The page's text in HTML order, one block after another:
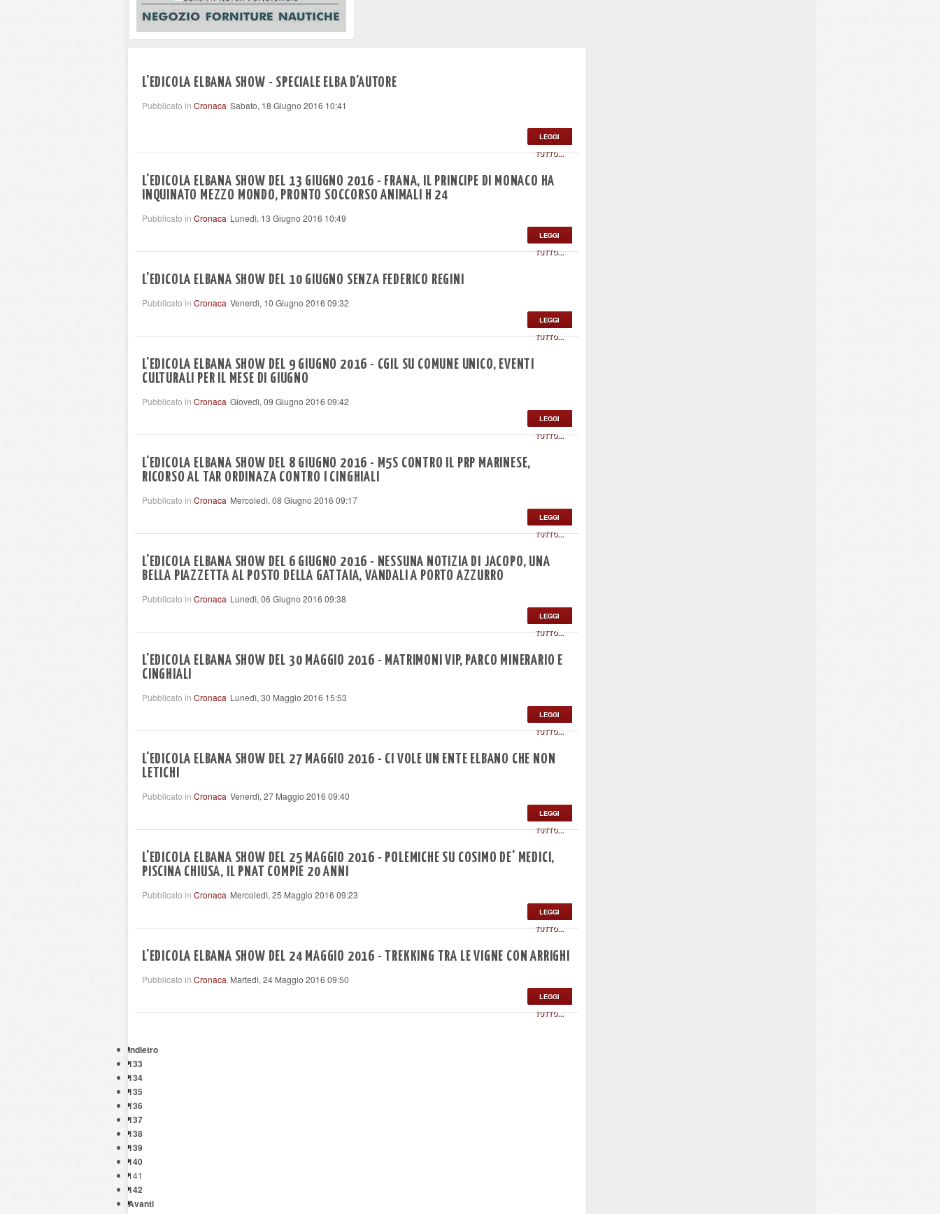
L'EDICOLA ELBANA SHOW - SPECIALE ELBA D'AUTORE
Pubblicato in Cronaca Sabato, 18 Giugno 2016 10:41
LEGGI
TUTTO...
L'EDICOLA ELBANA SHOW DEL 13 GIUGNO 2016 - FRANA, IL PRINCIPE DI MONACO HA
INQUINATO MEZZO MONDO, PRONTO SOCCORSO ANIMALI H 24
Pubblicato in Cronaca Lunedì, 13 Giugno 2016 10:49
LEGGI
TUTTO...
L'EDICOLA ELBANA SHOW DEL 10 GIUGNO SENZA FEDERICO REGINI
Pubblicato in Cronaca Venerdì, 10 Giugno 2016 09:32
LEGGI
TUTTO...
L'EDICOLA ELBANA SHOW DEL 9 GIUGNO 2016 - CGIL SU COMUNE UNICO, EVENTI
CULTURALI PER IL MESE DI GIUGNO
Pubblicato in Cronaca Giovedì, 09 Giugno 2016 09:42
LEGGI
TUTTO...
L'EDICOLA ELBANA SHOW DEL 8 GIUGNO 2016 - M5S CONTRO IL PRP MARINESE,
RICORSO AL TAR ORDINAZA CONTRO I CINGHIALI
Pubblicato in Cronaca Mercoledì, 08 Giugno 2016 09:17
LEGGI
TUTTO...
L'EDICOLA ELBANA SHOW DEL 6 GIUGNO 2016 - NESSUNA NOTIZIA DI JACOPO, UNA
BELLA PIAZZETTA AL POSTO DELLA GATTAIA, VANDALI A PORTO AZZURRO
Pubblicato in Cronaca Lunedì, 06 Giugno 2016 09:38
LEGGI
TUTTO...
L'EDICOLA ELBANA SHOW DEL 30 MAGGIO 2016 - MATRIMONI VIP, PARCO MINERARIO E
CINGHIALI
Pubblicato in Cronaca Lunedì, 30 Maggio 2016 15:53
LEGGI
TUTTO...
L'EDICOLA ELBANA SHOW DEL 27 MAGGIO 2016 - CI VOLE UN ENTE ELBANO CHE NON
LETICHI
Pubblicato in Cronaca Venerdì, 27 Maggio 2016 09:40
LEGGI
TUTTO...
L'EDICOLA ELBANA SHOW DEL 25 MAGGIO 2016 - POLEMICHE SU COSIMO DE' MEDICI,
PISCINA CHIUSA, IL PNAT COMPIE 20 ANNI
Pubblicato in Cronaca Mercoledì, 25 Maggio 2016 09:23
LEGGI
TUTTO...
L'EDICOLA ELBANA SHOW DEL 24 MAGGIO 2016 - TREKKING TRA LE VIGNE CON ARRIGHI
Pubblicato in Cronaca Martedì, 24 Maggio 2016 09:50
LEGGI
TUTTO...
Indietro
133
134
135
136
137
138
139
140
141
142
Avanti